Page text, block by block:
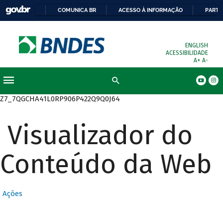
COMUNICA BR ACESSO À INFORMAÇÃO
ENGLISH
ACESSIBILIDADE
A+ A-
Z7_7QGCHA41L0RP906P422Q9Q0J64
Visualizador do
Conteúdo da Web
Ações